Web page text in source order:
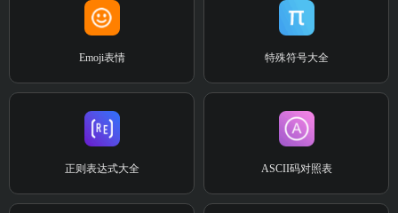
Emoji表情 特殊符号大全
正则表达式大全 ASCII码对照表